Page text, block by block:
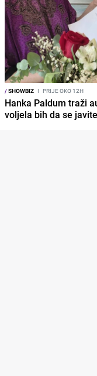
/SHOWBIZ I PRIJE OKO 12H
Hanka Paldum traži
voljela bih da se